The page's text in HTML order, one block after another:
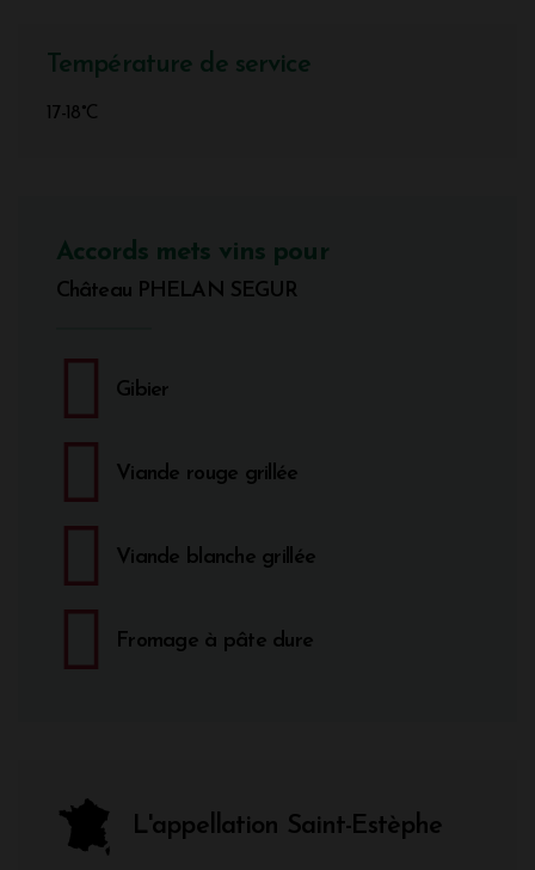
Température de service
17-18°C
Accords mets vins pour
Château PHELAN SEGUR
Gibier
Viande rouge grillée
Viande blanche grillée
Fromage à pâte dure
L'appellation Saint-Estèphe